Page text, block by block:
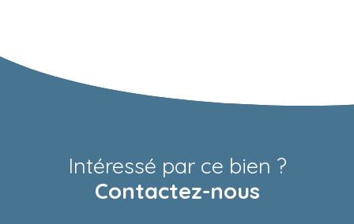
Intéressé par ce bien ?
Contactez-nous